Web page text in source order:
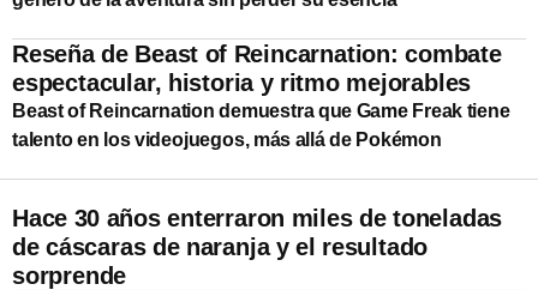
Reseña de Beast of Reincarnation: combate
espectacular, historia y ritmo mejorables
Beast of Reincarnation demuestra que Game Freak tiene
talento en los videojuegos, más allá de Pokémon
Hace 30 años enterraron miles de toneladas
de cáscaras de naranja y el resultado
sorprende